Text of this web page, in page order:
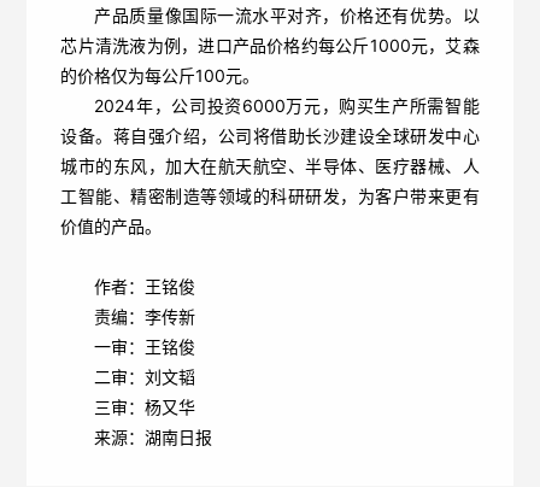
产品质量像国际一流水平对齐，价格还有优势。以
芯片清洗液为例，进口产品价格约每公斤1000元，艾森
的价格仅为每公斤100元。
2024年，公司投资6000万元，购买生产所需智能
设备。蒋自强介绍，公司将借助长沙建设全球研发中心
城市的东风，加大在航天航空、半导体、医疗器械、人
工智能、精密制造等领域的科研研发，为客户带来更有
价值的产品。
作者：王铭俊
责编：李传新
一审：王铭俊
二审：刘文韬
三审：杨又华
来源：湖南日报